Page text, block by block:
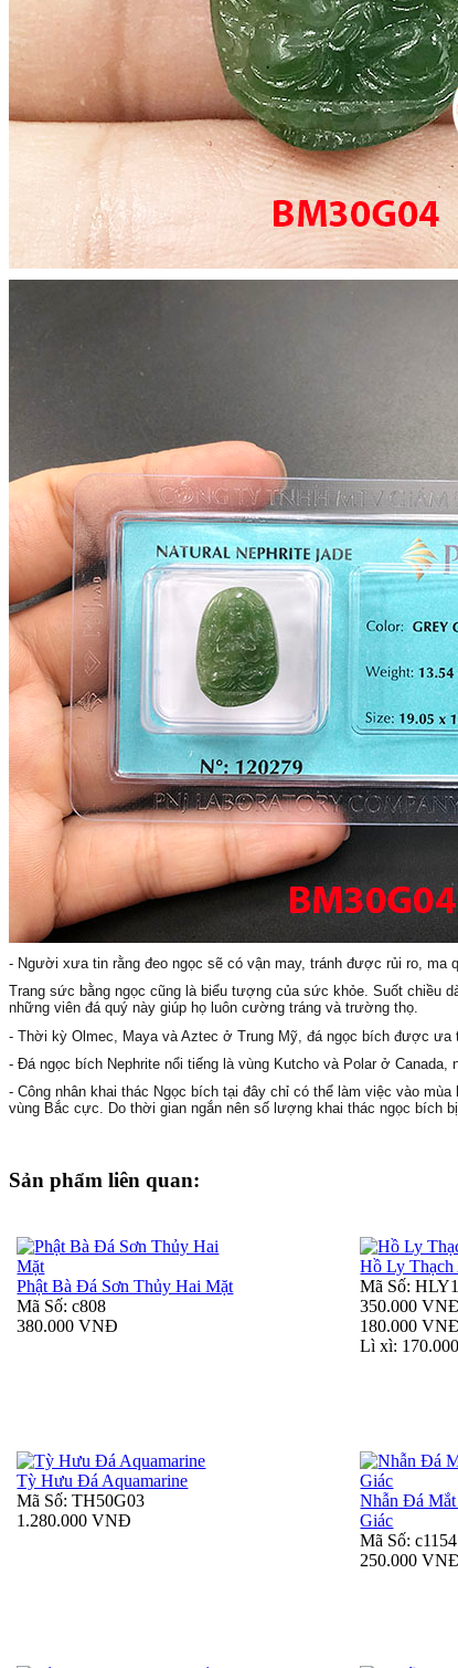
- Người xưa tin rằng đeo ngọc sẽ có vận may, tránh được rủi ro, ma
Trang sức bằng ngọc cũng là biểu tượng của sức khỏe. Suốt chiều
những viên đá quý này giúp họ luôn cường tráng và trường thọ.
- Thời kỳ Olmec, Maya và Aztec ở Trung Mỹ, đá ngọc bích được
- Đá ngọc bích Nephrite nổi tiếng là vùng Kutcho và Polar ở
- Công nhân khai thác Ngọc bích tại đây chỉ có thể làm việc vào
vùng Bắc cực. Do thời gian ngắn nên số lượng khai thác ngọc bích
Sản phẩm liên quan:
Phật Bà Đá Sơn Thủy Hai Mặt
Mã Số: c808
380.000 VNĐ
Hồ Ly
Mã Số:
350.000
180.000
Lì xì:
Tỳ Hưu Đá Aquamarine
Mã Số: TH50G03
1.280.000 VNĐ
Nhẫn Đá
Giác
Mã Số: c1154
250.000